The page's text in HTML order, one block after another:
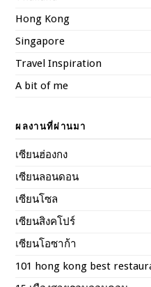
Hong Kong
Singapore
Travel Inspiration
A bit of me
ผลงานที่ผ่านมา
เซียนฮ่องกง
เซียนลอนดอน
เซียนโซล
เซียนสิงคโปร์
เซียนโอซาก้า
101 hong kong best